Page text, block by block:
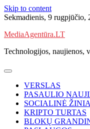
Skip to content
Sekmadienis, 9 rugpjūčio,
MediaAgentūra.LT
Technologijos, naujienos,
VERSLAS
PASAULIO
SOCIALINĖ
KRIPTO TURTAS
BLOKŲ